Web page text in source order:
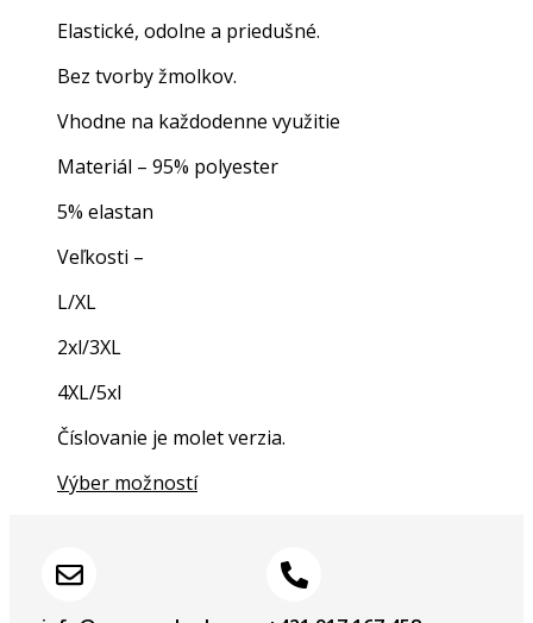
Elastické, odolne a priedušné.
Bez tvorby žmolkov.
Vhodne na každodenne využitie
Materiál – 95% polyester
5% elastan
Veľkosti –
L/XL
2xl/3XL
4XL/5xl
Číslovanie je molet verzia.
Výber možností